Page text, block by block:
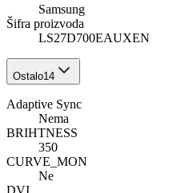
Samsung
Šifra proizvoda
LS27D700EAUXEN
Ostalo14
Adaptive Sync
Nema
BRIHTNESS
350
CURVE_MON
Ne